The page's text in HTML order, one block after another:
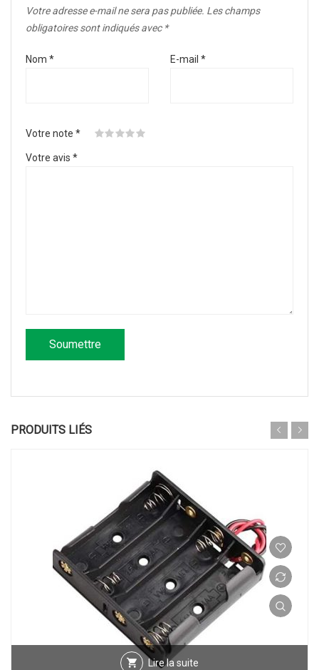
Votre adresse e-mail ne sera pas publiée. Les champs
obligatoires sont indiqués avec *
Nom * E-mail *
Votre note *
Votre avis *
PRODUITS LIÉS
Lire la suite